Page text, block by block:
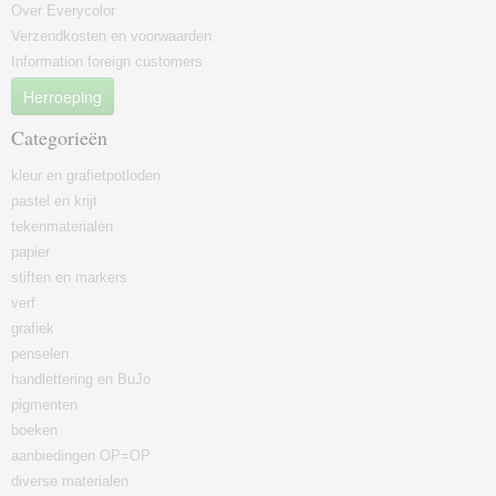
Over Everycolor
Verzendkosten en voorwaarden
Information foreign customers
Herroeping
Categorieën
kleur en grafietpotloden
pastel en krijt
tekenmaterialen
papier
stiften en markers
verf
grafiek
penselen
handlettering en BuJo
pigmenten
boeken
aanbiedingen OP=OP
diverse materialen